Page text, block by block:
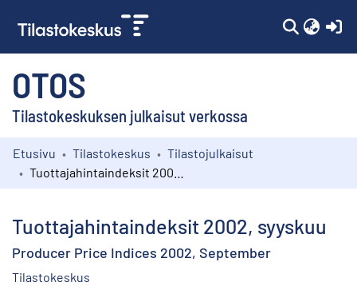
OTOS
Tilastokeskuksen julkaisut verkossa
Kokoelmat
Etusivu Tilastokeskus
Tilastojulkaisut
Tuottajahintaindeksit 2002, syyskuu
Producer Price Indices 2002, September
Tilastokeskus